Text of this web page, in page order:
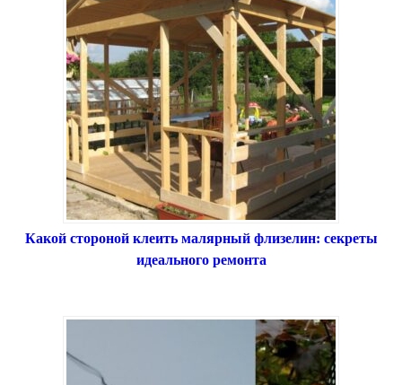
Какой стороной клеить малярный флизелин: секреты
идеального ремонта